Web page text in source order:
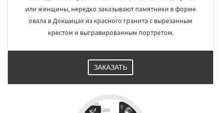
или женщины, нередко заказывают памятники в форме
овала в Докшицах из красного гранита с вырезанным
крестом и выгравированным портретом.
ЗАКАЗАТЬ